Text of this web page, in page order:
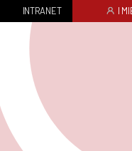
INTRANET I